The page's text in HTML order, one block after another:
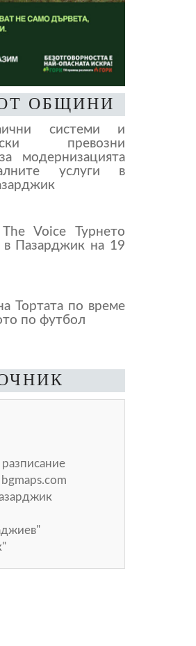
ОБЩИНИ
системи и
превозни
модернизацията
услуги в
The Voice Турнето
в Пазарджик на 19
Тортата по време
по футбол
bgmaps.com